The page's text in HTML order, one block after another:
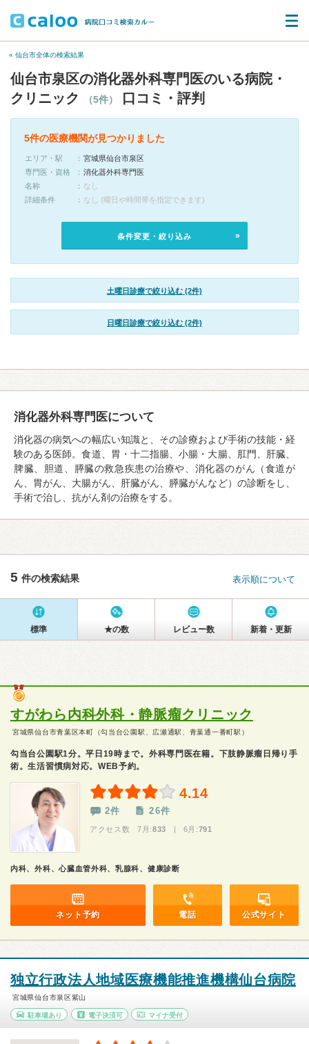
« 仙台市全体の検索結果
仙台市泉区の消化器外科専門医のいる病院・
クリニック
（5件） 口コミ・評判
5件の医療機関が見つかりました
エリア・駅
宮城県仙台市泉区
専門医・資格
消化器外科専門医
名称
なし
詳細条件
なし (曜日や時間帯を指定できます)
条件変更・絞り込み
土曜日診療で絞り込む (2件)
日曜日診療で絞り込む (2件)
消化器外科専門医について
消化器の病気への幅広い知識と、その診療および手術の技能・経
験のある医師。食道、胃・十二指腸、小腸・大腸、肛門、肝臓、
脾臓、胆道、膵臓の救急疾患の治療や、消化器のがん（食道が
ん、胃がん、大腸がん、肝臓がん、膵臓がんなど）の診断をし、
手術で治し、抗がん剤の治療をする。
5 件の検索結果 表示順について
標準 ★の数 レビュー数 新着・更新
すがわら内科外科・静脈瘤クリニック
宮城県仙台市青葉区本町（勾当台公園駅、広瀬通駅、青葉通一番町駅）
勾当台公園駅1分。平日19時まで。外科専門医在籍。下肢静脈瘤日帰り手
術。生活習慣病対応。WEB予約。
4.14
2件 26件
アクセス数 7月:833 | 6月:791
内科、外科、心臓血管外科、乳腺科、健康診断
ネット予約 電話 公式サイト
独立行政法人地域医療機能推進機構仙台病院
宮城県仙台市泉区紫山
駐車場あり 電子決済可 マイナ受付